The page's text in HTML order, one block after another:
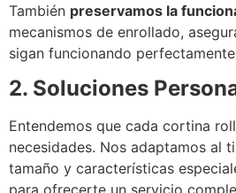
También preservamos la
mecanismos de enrollado,
sigan funcionando
2. Soluciones
Entendemos que cada cortina
necesidades. Nos adaptamos al
tamaño y características